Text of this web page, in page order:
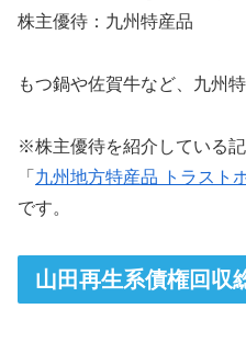
株主優待：九州特産品
もつ鍋や佐賀牛など、九州
※株主優待を紹介している記
「 九州地方特産品 トラスト
です。
山田再生系債権回収